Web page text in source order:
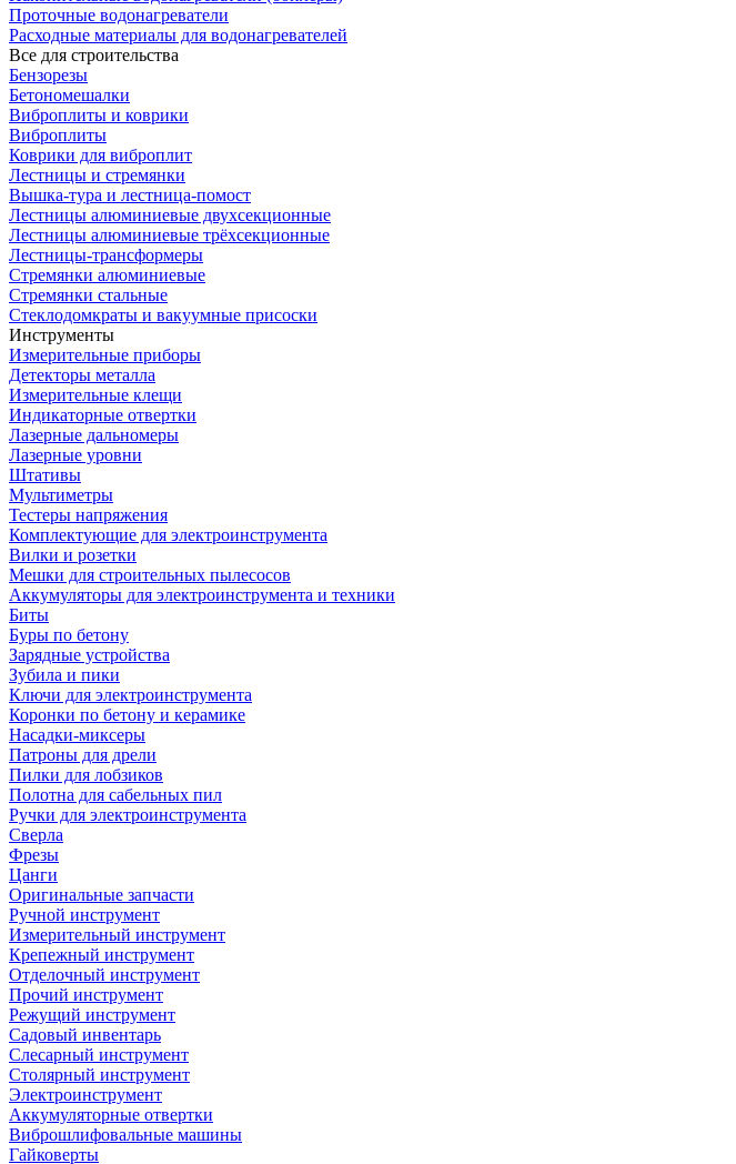
Проточные водонагреватели
Расходные материалы для водонагревателей
Все для строительства
Бензорезы
Бетономешалки
Виброплиты и коврики
Виброплиты
Коврики для виброплит
Лестницы и стремянки
Вышка-тура и лестница-помост
Лестницы алюминиевые двухсекционные
Лестницы алюминиевые трёхсекционные
Лестницы-трансформеры
Стремянки алюминиевые
Стремянки стальные
Стеклодомкраты и вакуумные присоски
Инструменты
Измерительные приборы
Детекторы металла
Измерительные клещи
Индикаторные отвертки
Лазерные дальномеры
Лазерные уровни
Штативы
Мультиметры
Тестеры напряжения
Комплектующие для электроинструмента
Вилки и розетки
Мешки для строительных пылесосов
Аккумуляторы для электроинструмента и техники
Биты
Буры по бетону
Зарядные устройства
Зубила и пики
Ключи для электроинструмента
Коронки по бетону и керамике
Насадки-миксеры
Патроны для дрели
Пилки для лобзиков
Полотна для сабельных пил
Ручки для электроинструмента
Сверла
Фрезы
Цанги
Оригинальные запчасти
Ручной инструмент
Измерительный инструмент
Крепежный инструмент
Отделочный инструмент
Прочий инструмент
Режущий инструмент
Садовый инвентарь
Слесарный инструмент
Столярный инструмент
Электроинструмент
Аккумуляторные отвертки
Виброшлифовальные машины
Гайковерты